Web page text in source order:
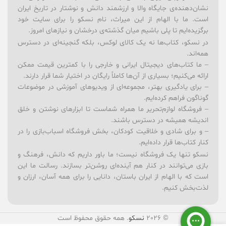
نشان‌دهنده‌ی جایگاه والا و ارزشمند دانش و نوشتار در تاریخ ایران
است. ما با الهام از این میراث، نام نسکو را برای سایت خود
برگزیده‌ایم تا پلی باشیم میان گذشته‌ی درخشان و نیازهای امروز.
در نسکو، کتاب‌ها نه یک کالای لوکس، بلکه گنجینه‌ای در دسترس
همه‌اند.
– ما کتاب‌های دیجیتال ایرانی و خارجی را با کمترین قیمت ممکن
ارائه می‌کنیم؛ بسیاری از آن‌ها کاملاً رایگان در اختیار شما قرار دارند.
– برای یادگیری بهتر، مجموعه‌ای از ویدیوهای آموزشی در موضوعات
گوناگون فراهم کرده‌ایم.
– فروشگاه لوازم‌تحریر ما همراه شماست تا ابزارهای نوشتن و خلق
اندیشه همیشه در دسترس باشند.
– و برای شادی و خلاقیت کودکان، بخش فروشگاه اسباب‌بازی را در
کنار کتاب‌ها قرار داده‌ایم.
نسکو تنها یک فروشگاه نیست؛ ما باور داریم که دانش، فرهنگ و
بازی می‌توانند در کنار هم آینده‌ای روشن‌تر بسازند. رسالت ما این
است که با الهام از ایران باستان، دانایی را برای همه آسان، ارزان و
لذت‌بخش کنیم.
© 2026 نسکو. همه حقوق محفوظ است